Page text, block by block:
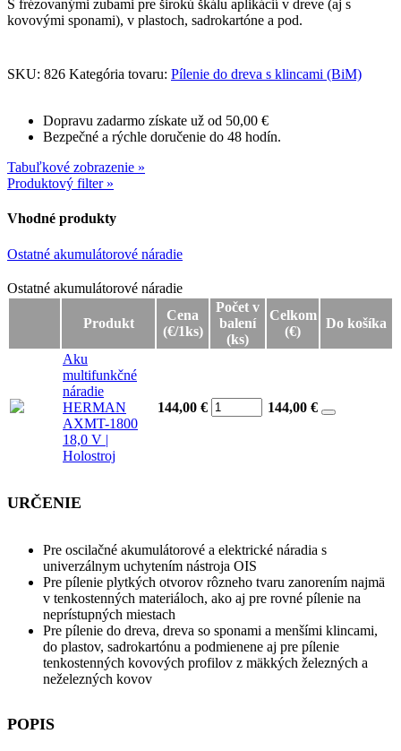
S frézovanými zubami pre širokú škálu aplikácií v dreve (aj s
kovovými sponami), v plastoch, sadrokartóne a pod.
SKU: 826 Kategória tovaru: Pílenie do dreva s klincami (BiM)
Dopravu zadarmo získate už od 50,00 €
Bezpečné a rýchle doručenie do 48 hodín.
Tabuľkové zobrazenie »
Produktový filter »
Vhodné produkty
Ostatné akumulátorové náradie
Ostatné akumulátorové náradie
Ostatné akumulátorové náradie
Produkt
Cena
(€/1ks)
Počet v
balení
(ks)
Celkom
(€)
Do košíka
Aku
multifunkčné
náradie
HERMAN
AXMT-1800
18,0 V |
Holostroj
144,00 € 144,00 €
URČENIE
Pre oscilačné akumulátorové a elektrické náradia s
univerzálnym uchytením nástroja OIS
Pre pílenie plytkých otvorov rôzneho tvaru zanorením najmä
v tenkostenných materiáloch, ako aj pre rovné pílenie na
neprístupných miestach
Pre pílenie do dreva, dreva so sponami a menšími klincami,
do plastov, sadrokartónu a podmienene aj pre pílenie
tenkostenných kovových profilov z mäkkých železných a
neželezných kovov
POPIS